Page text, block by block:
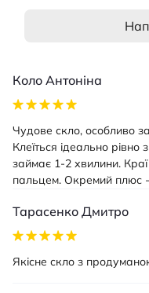
Коло Антоніна
Чудове скло, особливо
Клеїться ідеально
займає 1-2 хвилини.
пальцем. Окремий плюс -
Тарасенко Дмитро
Якісне скло з